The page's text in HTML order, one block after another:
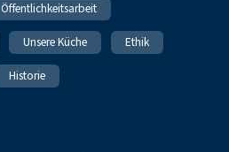
Öffentlichkeitsarbeit
Unsere Küche Ethik
Historie